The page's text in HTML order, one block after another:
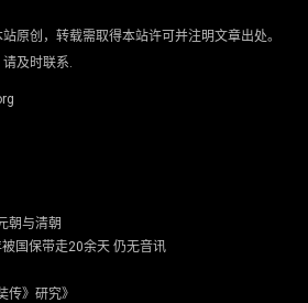
原创，转载需取得本站许可并注明文章出处。
及时联系.
朝与清朝
国保带走20余天 仍无音讯
》研究》